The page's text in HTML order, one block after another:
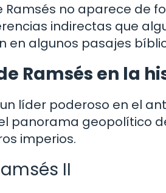
Ramsés no aparece de
indirectas que
en algunos pasajes
Ramsés en la
líder poderoso en el
panorama geopolítico
imperios.
II